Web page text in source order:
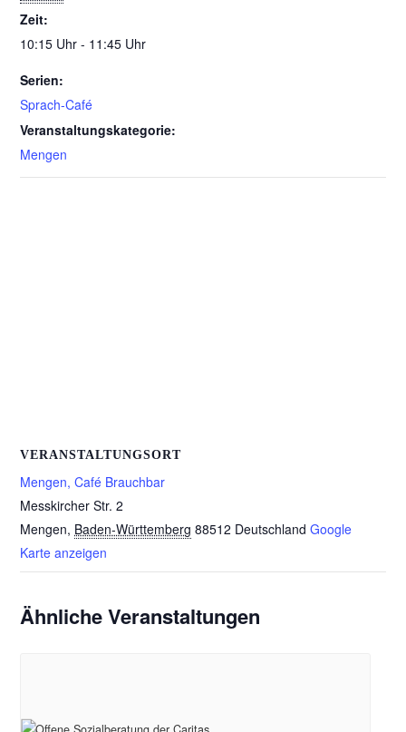
Zeit:
10:15 Uhr - 11:45 Uhr
Serien:
Sprach-Café
Veranstaltungskategorie:
Mengen
VERANSTALTUNGSORT
Mengen, Café Brauchbar
Messkircher Str. 2
Mengen, Baden-Württemberg 88512 Deutschland Google
Karte anzeigen
Ähnliche Veranstaltungen